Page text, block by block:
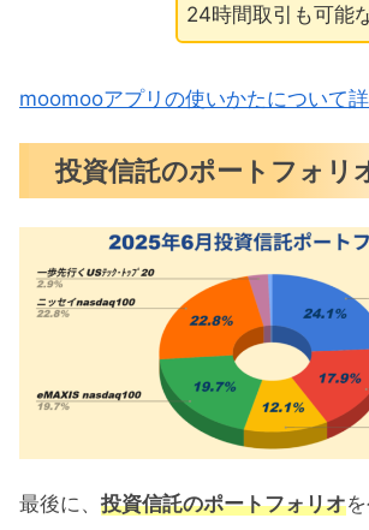
24時間取引も可能
moomooアプリの使いかたについて
投資信託のポートフォリ
最後に、 投資信託のポートフォリオ